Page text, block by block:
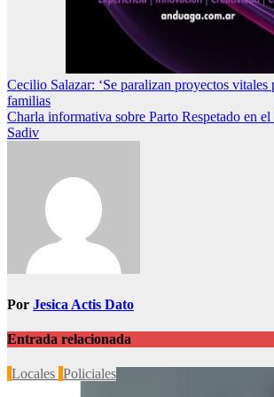
Navegación
de
entradas
Cecilio Salazar: ‘Se paralizan proyectos vitales
familias
Charla informativa sobre Parto Respetado en
Sadiv
Por Jesica Actis Dato
Entrada relacionada
Locales Policiales